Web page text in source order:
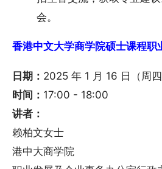
会。
香港中文大学商学院硕士课程
日期： 2025 年 1 月 16 日（周四
时间： 17:00 - 18:00
讲者：
赖柏文女士
港中大商学院